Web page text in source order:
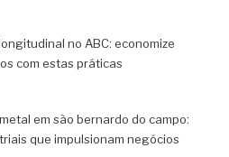
no ABC: economize
com estas práticas
em são bernardo do campo:
que impulsionam negócios